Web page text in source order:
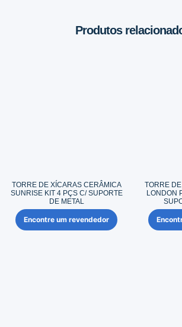
Produtos
TORRE DE XÍCARAS CERÂMICA
SUNRISE KIT 4 PÇS C/ SUPORTE
DE METAL
Encontre um revendedor
TORRE
LONDON